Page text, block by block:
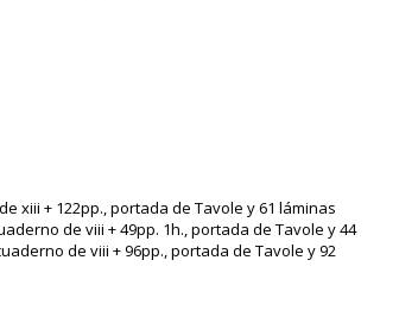
xiii + 122pp., portada de Tavole y 61 láminas
de viii + 49pp. 1h., portada de Tavole y 44
de viii + 96pp., portada de Tavole y 92